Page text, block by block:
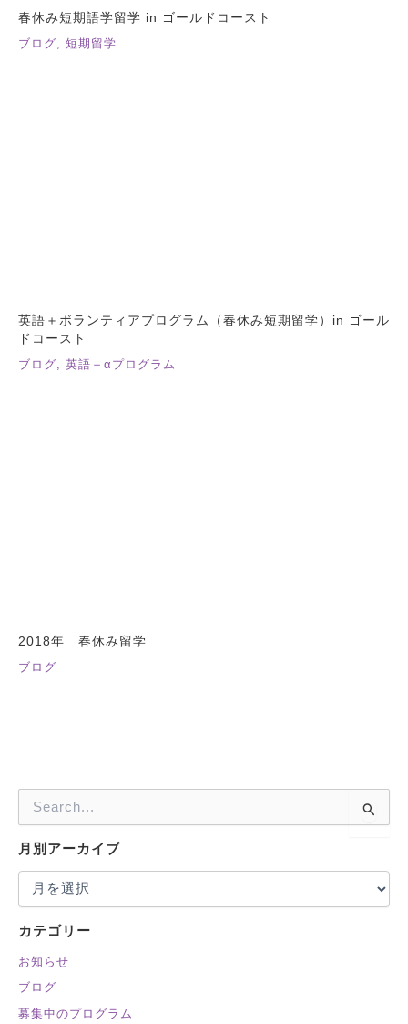
春休み短期語学留学 in ゴールドコースト
ブログ, 短期留学
英語＋ボランティアプログラム（春休み短期留学）in ゴール
ドコースト
ブログ, 英語＋αプログラム
2018年 春休み留学
ブログ
索
対
月別アーカイブ
カテゴリー
お知らせ
ブログ
募集中のプログラム